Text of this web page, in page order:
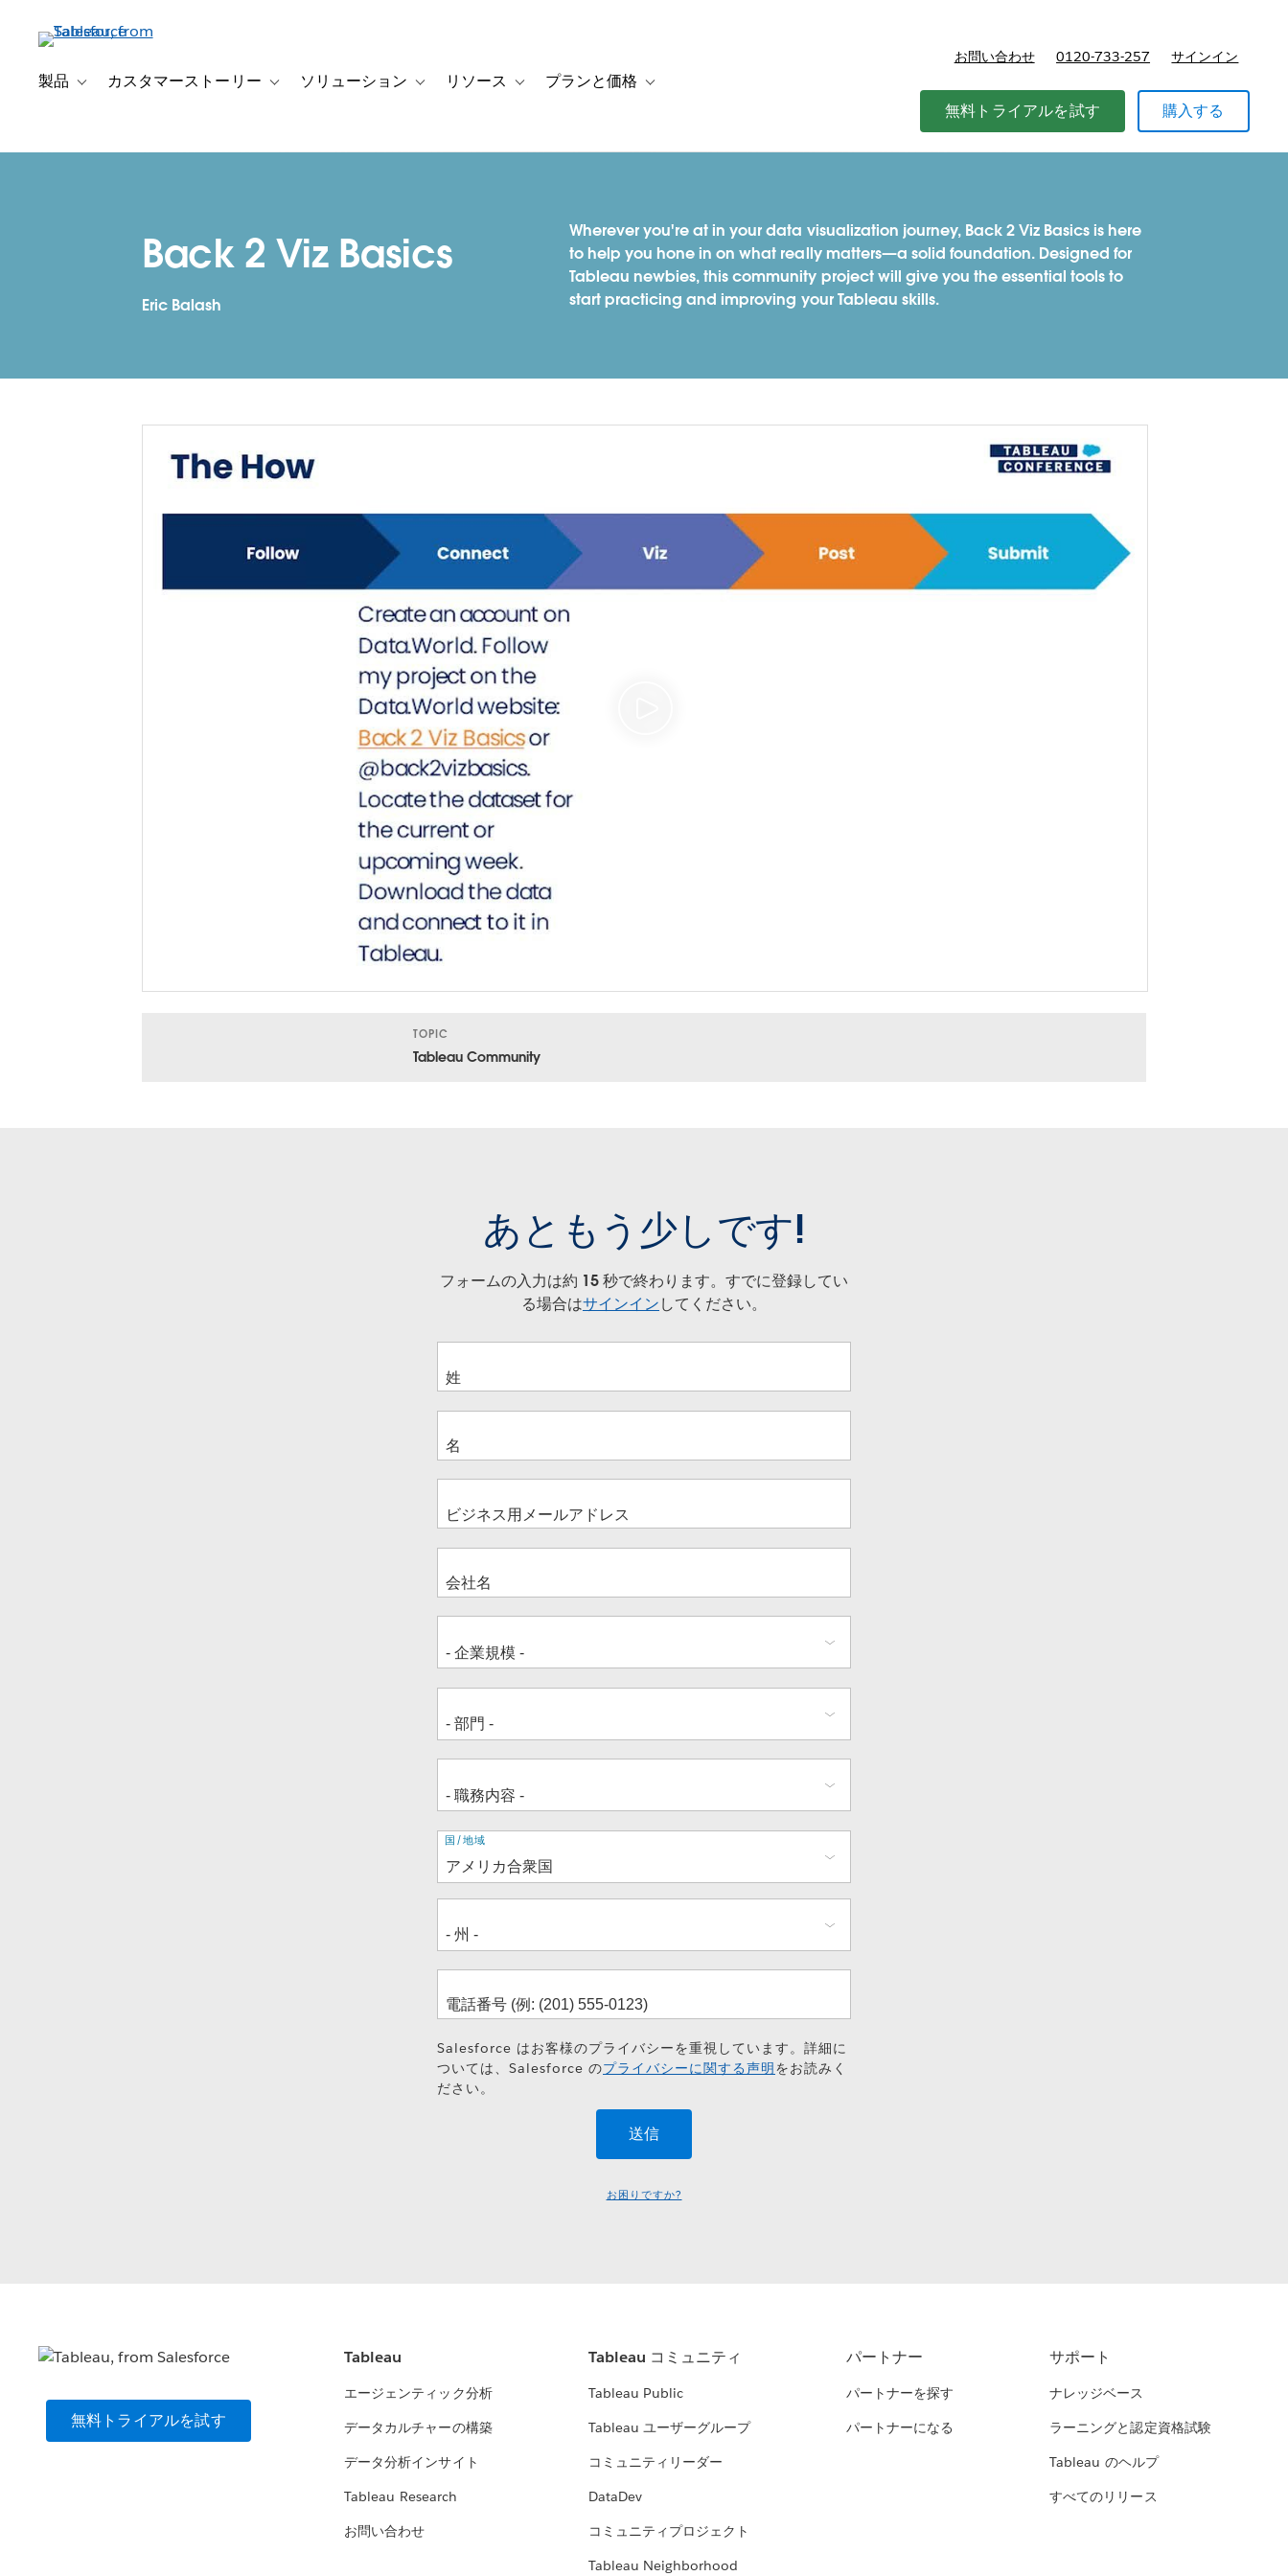
ン
製品 Toggle sub-navigation for 製品
カスタマーストーリー Toggle sub-navigation for カスタマーストーリー
ソリューション Toggle sub-navigation for ソリューション
リソース Toggle sub-navigation for リソース
プランと価格 Toggle sub-navigation for プランと価格
お問い合わせ 0120-733-257 サインイン
無料トライアルを試す 購入する
Back 2 Viz Basics
Eric Balash
Wherever you're at in your data visualization journey, Back 2 Viz Basics is here
to help you hone in on what really matters—a solid foundation. Designed for
Tableau newbies, this community project will give you the essential tools to
start practicing and improving your Tableau skills.
TOPIC
Tableau Community
あともう少しです!
フォームの入力は約 15 秒で終わります。すでに登録してい
る場合はサインインしてください。
住
所
国/地域
Salesforce はお客様のプライバシーを重視しています。詳細に
ついては、Salesforce のプライバシーに関する声明をお読みく
ださい。
お困りですか?
無料トライアルを試す
Tableau
エージェンティック分析
データカルチャーの構築
データ分析インサイト
Tableau Research
お問い合わせ
Tableau コミュニティ
Tableau Public
Tableau ユーザーグループ
コミュニティリーダー
DataDev
コミュニティプロジェクト
Tableau Neighborhood
パートナー
パートナーを探す
パートナーになる
サポート
ナレッジベース
ラーニングと認定資格試験
Tableau のヘルプ
すべてのリリース